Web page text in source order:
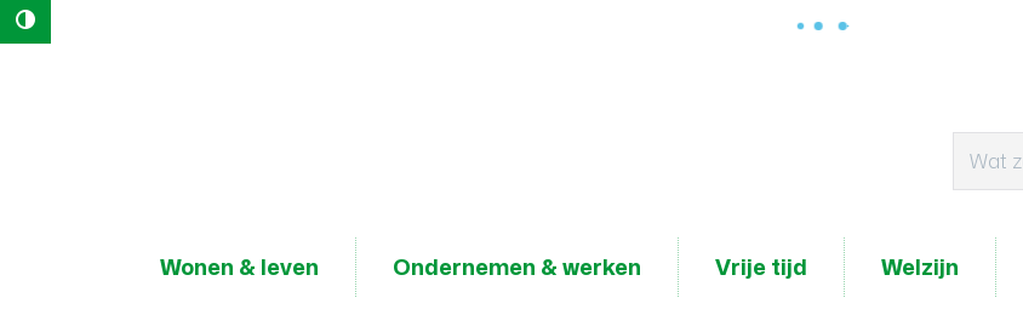
Hoog contrast
Wonen & leven Ondernemen & werken Vrije tijd Welzijn